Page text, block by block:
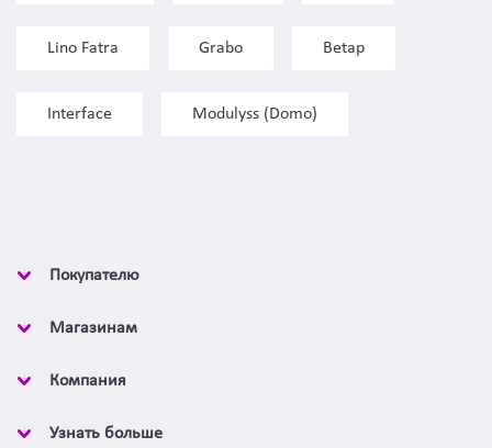
Lino Fatra Grabo Betap
Interface Modulyss (Domo)
Покупателю
Магазинам
Компания
Узнать больше